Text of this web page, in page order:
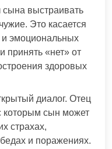
сына выстраивать
Это касается
и эмоциональных
принять «нет» от
здоровых
диалог. Отец
которым сын может
страхах,
и поражениях.